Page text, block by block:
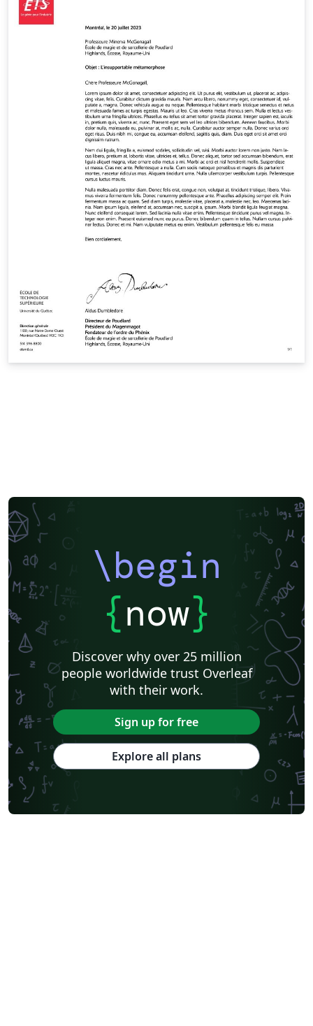
\begin
{now}
Discover why over 25 million
people worldwide trust Overleaf
with their work.
Sign up for free
Explore all plans